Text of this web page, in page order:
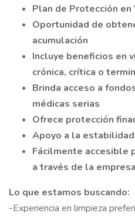
Plan de Protección en
Oportunidad de
acumulación
Incluye beneficios en
crónica, crítica o
Brinda acceso a
médicas serias
Ofrece protección
Apoyo a la
Fácilmente accesible
a través de la empresa
Lo que estamos buscando:
-Experiencia en limpieza